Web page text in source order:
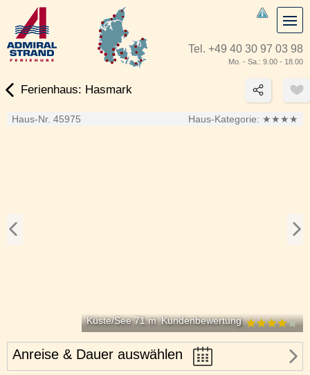
Tel. +49 40 30 97 03 98
Mo. - Sa.: 9.00 - 18.00
Ferienhaus: Hasmark
Haus-Nr. 45975 Haus-Kategorie: ★★★★
Küste/See 71 m Kundenbewertung
Anreise & Dauer auswählen